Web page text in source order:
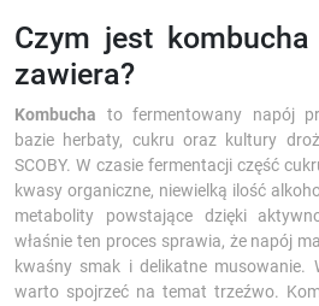
Czym jest
zawiera?
Kombucha to fermentowany napój
bazie herbaty, cukru oraz kultury
SCOBY. W czasie fermentacji część
kwasy organiczne, niewielką ilość
metabolity powstające dzięki
właśnie ten proces sprawia, że napój
kwaśny smak i delikatne musowanie.
warto spojrzeć na temat trzeźwo.